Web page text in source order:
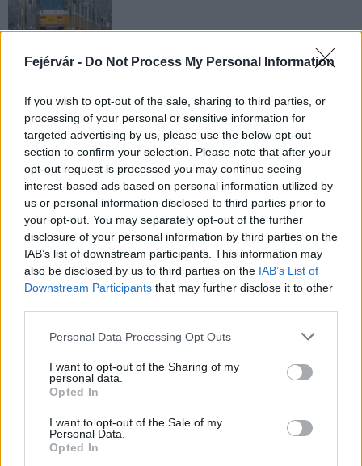
Fejérvár - Do Not Process My Personal Information
If you wish to opt-out of the sale, sharing to third parties, or
processing of your personal or sensitive information for
targeted advertising by us, please use the below opt-out
section to confirm your selection. Please note that after your
opt-out request is processed you may continue seeing
interest-based ads based on personal information utilized by
us or personal information disclosed to third parties prior to
your opt-out. You may separately opt-out of the further
disclosure of your personal information by third parties on the
IAB’s list of downstream participants. This information may
also be disclosed by us to third parties on the IAB’s List of
Downstream Participants that may further disclose it to other
Please note that this website/app uses one or more Google
not limited to your visit or usage behaviour. You may click to
grant or deny consent to Google and its third-party tags to
use your data for below specified purposes in below Google
consent section.
Personal Data Processing Opt Outs
I want to opt-out of the Sharing of my
personal data.
Opted In
I want to opt-out of the Sale of my
Personal Data.
Opted In
Másfélszeresére bővítik
Hódmezővásárhely jó hírű református
Látványos építési szakasz indult be a
Flórián téri felüljárón
AJÁNLJUK MÉG
Paks II.: Mit jelent az 5. blokk új mérföldköve a